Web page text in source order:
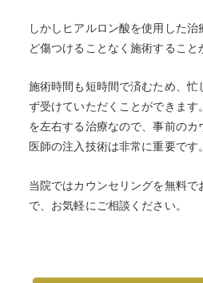
しかしヒアルロン酸を使用した
ど傷つけることなく施術すること
施術時間も短時間で済むため、
ず受けていただくことができま
を左右する治療なので、事前の
医師の注入技術は非常に重要です。
当院ではカウンセリングを無料
で、お気軽にご相談ください。